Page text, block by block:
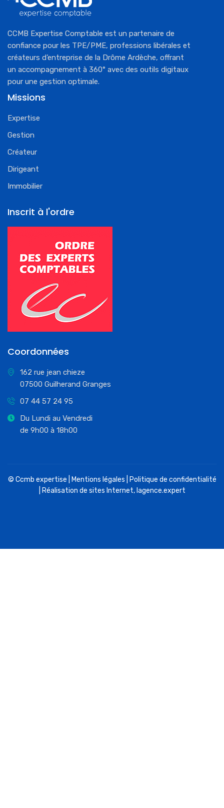
CCMB Expertise Comptable est un partenaire de
confiance pour les TPE/PME, professions libérales et
créateurs d’entreprise de la Drôme Ardèche, offrant
un accompagnement à 360° avec des outils digitaux
pour une gestion optimale.
Missions
Expertise
Gestion
Créateur
Dirigeant
Immobilier
Inscrit à l'ordre
Coordonnées
162 rue jean chieze
07500 Guilherand Granges
07 44 57 24 95
Du Lundi au Vendredi
de 9h00 à 18h00
© Ccmb expertise | Mentions légales
Politique de confidentialité
| Réalisation de sites Internet, lagence.expert